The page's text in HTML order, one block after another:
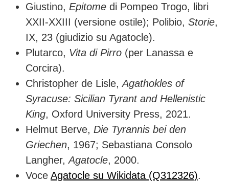
Giustino, Epitome di Pompeo Trogo, libri
XXII-XXIII (versione ostile); Polibio, Storie,
IX, 23 (giudizio su Agatocle).
Plutarco, Vita di Pirro (per Lanassa e
Corcira).
Christopher de Lisle,Agathokles of
Syracuse: Sicilian Tyrant and Hellenistic
King, Oxford University Press, 2021.
Helmut Berve, Die Tyrannis bei den
Griechen, 1967; Sebastiana Consolo
Langher,Agatocle, 2000.
Voce Agatocle su Wikidata (Q312326).